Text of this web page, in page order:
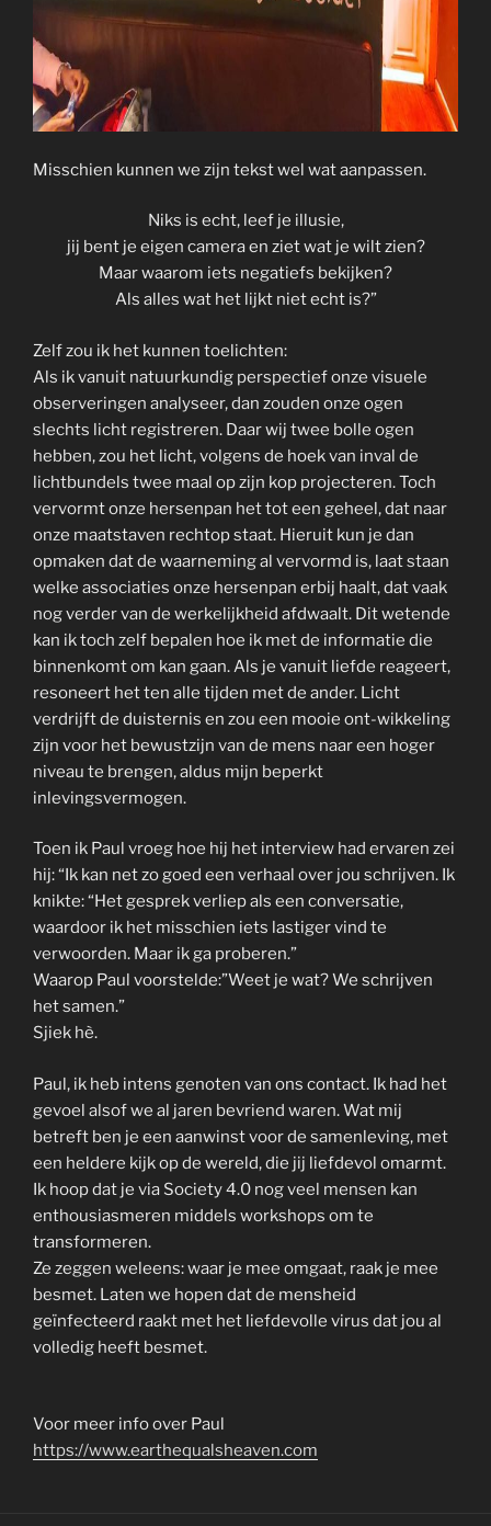
Misschien kunnen we zijn tekst wel wat aanpassen.
Niks is echt, leef je illusie,
jij bent je eigen camera en ziet wat je wilt zien?
Maar waarom iets negatiefs bekijken?
Als alles wat het lijkt niet echt is?”
Zelf zou ik het kunnen toelichten:
Als ik vanuit natuurkundig perspectief onze visuele
observeringen analyseer, dan zouden onze ogen
slechts licht registreren. Daar wij twee bolle ogen
hebben, zou het licht, volgens de hoek van inval de
lichtbundels twee maal op zijn kop projecteren. Toch
vervormt onze hersenpan het tot een geheel, dat naar
onze maatstaven rechtop staat. Hieruit kun je dan
opmaken dat de waarneming al vervormd is, laat staan
welke associaties onze hersenpan erbij haalt, dat vaak
nog verder van de werkelijkheid afdwaalt. Dit wetende
kan ik toch zelf bepalen hoe ik met de informatie die
binnenkomt om kan gaan. Als je vanuit liefde reageert,
resoneert het ten alle tijden met de ander. Licht
verdrijft de duisternis en zou een mooie ont-wikkeling
zijn voor het bewustzijn van de mens naar een hoger
niveau te brengen, aldus mijn beperkt
inlevingsvermogen.
Toen ik Paul vroeg hoe hij het interview had ervaren zei
hij: “Ik kan net zo goed een verhaal over jou schrijven. Ik
knikte: “Het gesprek verliep als een conversatie,
waardoor ik het misschien iets lastiger vind te
verwoorden. Maar ik ga proberen.”
Waarop Paul voorstelde:”Weet je wat? We schrijven
het samen.”
Sjiek hè.
Paul, ik heb intens genoten van ons contact. Ik had het
gevoel alsof we al jaren bevriend waren. Wat mij
betreft ben je een aanwinst voor de samenleving, met
een heldere kijk op de wereld, die jij liefdevol omarmt.
Ik hoop dat je via Society 4.0 nog veel mensen kan
enthousiasmeren middels workshops om te
transformeren.
Ze zeggen weleens: waar je mee omgaat, raak je mee
besmet. Laten we hopen dat de mensheid
geïnfecteerd raakt met het liefdevolle virus dat jou al
volledig heeft besmet.
Voor meer info over Paul
https://www.earthequalsheaven.com